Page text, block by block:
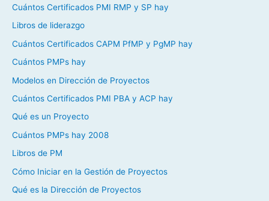
Cuántos Certificados PMI RMP y SP hay
Libros de liderazgo
Cuántos Certificados CAPM PfMP y PgMP hay
Cuántos PMPs hay
Modelos en Dirección de Proyectos
Cuántos Certificados PMI PBA y ACP hay
Qué es un Proyecto
Cuántos PMPs hay 2008
Libros de PM
Cómo Iniciar en la Gestión de Proyectos
Qué es la Dirección de Proyectos